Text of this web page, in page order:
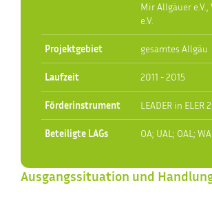
Mir Allgäuer
e.V.
Projektgebiet gesamtes Allgäu
Laufzeit 2011 - 2015
Förderinstrument LEADER in ELER
Beteiligte LAGs OA; UAL; OAL;
Ausgangssituation und